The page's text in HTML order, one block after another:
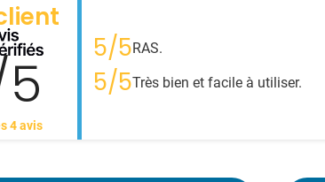
4 avis
5/5RAS.
5/5Très bien et facile à utiliser.